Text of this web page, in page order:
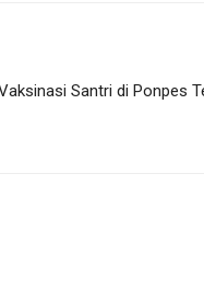
Santri di Ponpes